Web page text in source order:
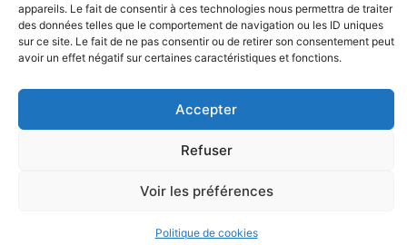
appareils. Le fait de consentir à ces technologies nous permettra de traiter
des données telles que le comportement de navigation ou les ID uniques
sur ce site. Le fait de ne pas consentir ou de retirer son consentement peut
avoir un effet négatif sur certaines caractéristiques et fonctions.
Accepter
Refuser
Voir les préférences
Politique de cookies